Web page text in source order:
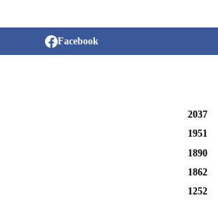
Facebook
2037
1951
1890
1862
1252